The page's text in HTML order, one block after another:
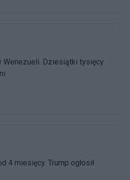
Wenezueli. Dziesiątki tysięcy
4 miesięcy. Trump ogłosił